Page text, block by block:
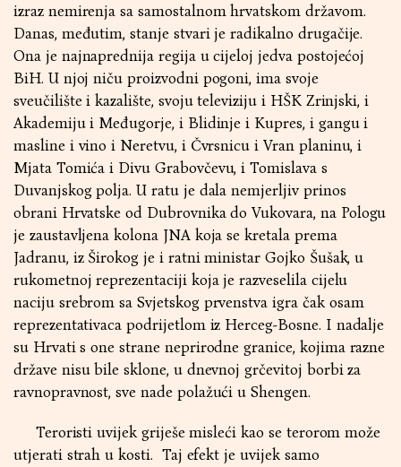
izraz nemirenja sa samostalnom hrvatskom državom.
Danas, međutim, stanje stvari je radikalno drugačije.
Ona je najnaprednija regija u cijeloj jedva postojećoj
BiH. U njoj niču proizvodni pogoni, ima svoje
sveučilište i kazalište, svoju televiziju i HŠK Zrinjski, i
Akademiju i Međugorje, i Blidinje i Kupres, i gangu i
masline i vino i Neretvu, i Čvrsnicu i Vran planinu, i
Mjata Tomića i Divu Grabovčevu, i Tomislava s
Duvanjskog polja. U ratu je dala nemjerljiv prinos
obrani Hrvatske od Dubrovnika do Vukovara, na Pologu
je zaustavljena kolona JNA koja se kretala prema
Jadranu, iz Širokog je i ratni ministar Gojko Šušak, u
rukometnoj reprezentaciji koja je razveselila cijelu
naciju srebrom sa Svjetskog prvenstva igra čak osam
reprezentativaca podrijetlom iz Herceg-Bosne. I nadalje
su Hrvati s one strane neprirodne granice, kojima razne
države nisu bile sklone, u dnevnoj grčevitoj borbi za
ravnopravnost, sve nade polažući u Shengen.
Teroristi uvijek griješe misleći kao se terorom može
utjerati strah u kosti. Taj efekt je uvijek samo